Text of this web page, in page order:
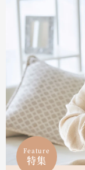
Feature
特集